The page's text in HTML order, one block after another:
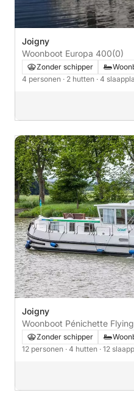
Joigny
Woonboot Europa 400(0)
Zonder schipper
4 personen · 2 hutten · 4
Joigny
Woonboot Pénichette
Zonder schipper
12 personen · 4 hutten · 12